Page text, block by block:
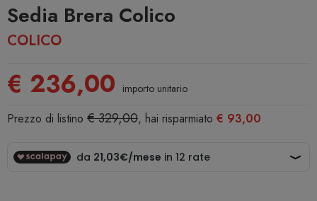
Sedia Brera Colico
COLICO
€ 236,00 importo unitario
Prezzo di listino € 329,00, hai risparmiato € 93,00